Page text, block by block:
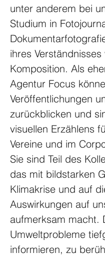
unter anderem bei
Studium in
ihres
Komposition. Als
Agentur Focus
Veröffentlichungen
zurückblicken und
visuellen Erzählens
Vereine und im
Sie sind Teil des
das mit bildstarken
Klimakrise und auf
Auswirkungen auf
aufmerksam macht.
Umweltprobleme
informieren, zu